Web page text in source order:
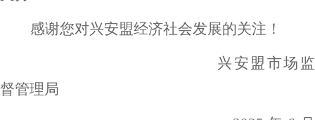
感谢您对兴安盟经济社会发展的关注！
兴安盟 市场 监
督管理局